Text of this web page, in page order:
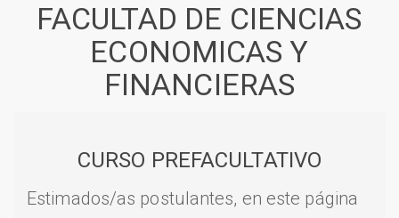
FACULTAD DE CIENCIAS
ECONOMICAS Y
FINANCIERAS
CURSO PREFACULTATIVO
Estimados/as postulantes, en este página